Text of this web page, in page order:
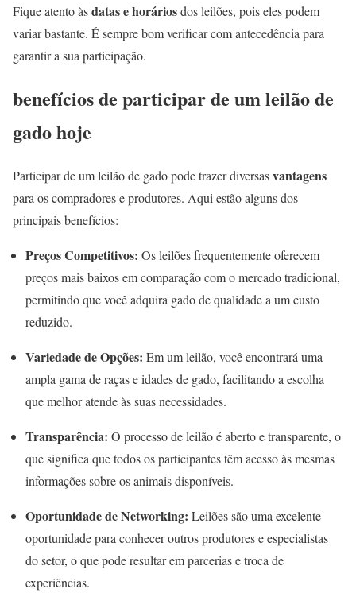
Fique atento àsdatas e horáriosdos leilões, pois eles podem
variar bastante. É sempre bom verificar com antecedência para
garantir a sua participação.
benefícios de participar de um leilão de
gado hoje
Participar de um leilão de gado pode trazer diversasvantagens
para os compradores e produtores. Aqui estão alguns dos
principais benefícios:
Preços Competitivos: Os leilões frequentemente oferecem
preços mais baixos em comparação com o mercado tradicional,
permitindo que você adquira gado de qualidade a um custo
reduzido.
Variedade de Opções: Em um leilão, você encontrará uma
ampla gama de raças e idades de gado, facilitando a escolha
que melhor atende às suas necessidades.
Transparência: O processo de leilão é aberto e transparente, o
que significa que todos os participantes têm acesso às mesmas
informações sobre os animais disponíveis.
Oportunidade de Networking: Leilões são uma excelente
oportunidade para conhecer outros produtores e especialistas
do setor, o que pode resultar em parcerias e troca de
experiências.